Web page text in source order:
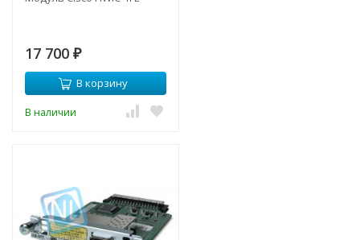
17 700 ₽
В корзину
В наличии